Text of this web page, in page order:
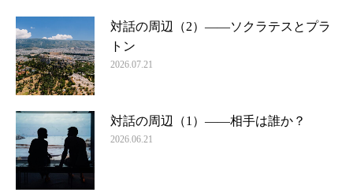
対話の周辺（2）――ソクラテスとプラ
トン
2026.07.21
対話の周辺（1）――相手は誰か？
2026.06.21